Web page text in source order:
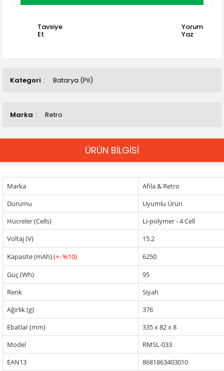
Kategori Batarya (Pil)
Marka Retro
Tavsiye
Et
Yorum
Yaz
ÜRÜN BİLGİSİ
Marka
Afila & Retro
Durumu
Uyumlu Ürün
Hücreler (Cells)
Li-polymer - 4 Cell
Voltaj (V)
15.2
Kapasite (mAh)(+- %10)
6250
Güç (Wh)
95
Renk
Siyah
Ağırlık (g)
376
Ebatlar (mm)
335 x 82 x 8
Model
RMSL-033
EAN13
8681863403010